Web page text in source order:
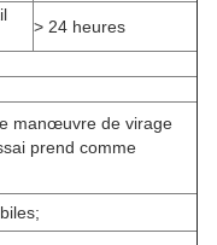
> 24 heures
manœuvre de virage
prend comme